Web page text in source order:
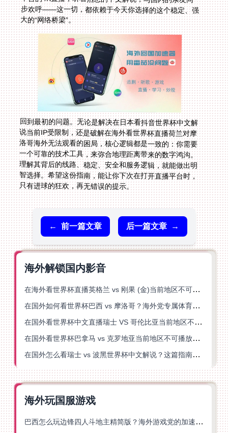
大的“网络桥梁”。
回到最初的问题。无论是解决在日本看抖音世界杯中文解
说当前IP受限制，还是破解在海外看世界杯直播荷兰对摩
洛哥海外无法观看的困局，核心逻辑都是一致的：你需要
一个可靠的技术工具，来弥合地理距离带来的数字鸿沟。
理解其背后的线路、稳定、安全和服务逻辑，就能做出明
智选择。希望这份指南，能让你下次在打开直播平台时，
只有进球的狂欢，再无错误的提示。
← 前一篇文章 后一篇文章 →
海外解锁国内影音
在海外看世界杯直播英格兰 vs 刚果 (金)当前地区不可播放？这篇指南帮你突破所有限制
在国外如何看世界杯巴西 vs 摩洛哥？海外党专属体育观赛指南来了
在国外看世界杯中文直播瑞士 VS 哥伦比亚当前地区不可播放？这篇指南帮你搞定
在国外看世界杯巴拿马 vs 克罗地亚当前地区不可播放？这篇指南帮你轻松解决海外体育直播难题
在国外怎么看瑞士 vs 波黑世界杯中文解说？这篇指南帮你搞定所有地区限制问题
海外玩国服游戏
巴西怎么玩边锋四人斗地主精简版？海外游戏党的加速器终极选择